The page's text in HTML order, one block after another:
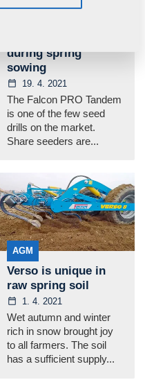
during spring
sowing
19. 4. 2021
The Falcon PRO Tandem
is one of the few seed
drills on the market.
Share seeders are...
AGM
Verso is unique in
raw spring soil
1. 4. 2021
Wet autumn and winter
rich in snow brought joy
to all farmers. The soil
has a sufficient supply...